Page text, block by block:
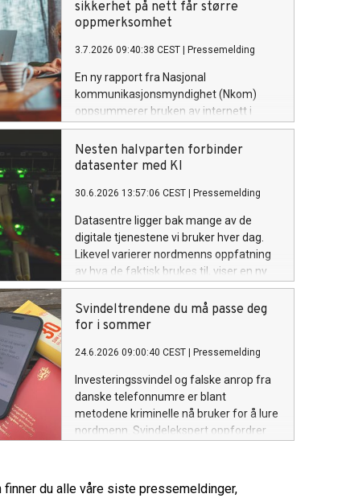
sikkerhet på nett får større
oppmerksomhet
3.7.2026 09:40:38 CEST Pressemelding
En ny rapport fra Nasjonal
kommunikasjonsmyndighet (Nkom)
oppsummerer bruken av internett i
Norge. Rapporten viser blant annet at
det er innført mange nye tiltak for å
skape en tryggere digital hverdag.
Nesten halvparten forbinder
datasenter med KI
30.6.2026 13:57:06 CEST Pressemelding
Datasentre ligger bak mange av de
digitale tjenestene vi bruker hver dag.
Likevel varierer nordmenns oppfatning
av hva de faktisk brukes til, viser en ny
undersøkelse fra Nkom.
Svindeltrendene du må passe deg
for i sommer
24.6.2026 09:00:40 CEST Pressemelding
Investeringssvindel og falske anrop fra
danske telefonnumre er blant
metodene kriminelle nå bruker for å lure
nordmenn. Svindelekspert oppfordrer
finner du alle våre siste pressemeldinger,